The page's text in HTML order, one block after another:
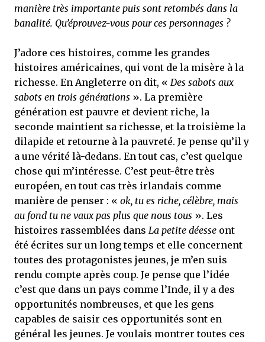
manière très importante puis sont retombés dans la
banalité. Qu’éprouvez-vous pour ces personnages ?
J’adore ces histoires, comme les grandes
histoires américaines, qui vont de la misère à la
richesse. En Angleterre on dit, « Des sabots aux
sabots en trois générations ». La première
génération est pauvre et devient riche, la
seconde maintient sa richesse, et la troisième la
dilapide et retourne à la pauvreté. Je pense qu’il y
a une vérité là-dedans. En tout cas, c’est quelque
chose qui m’intéresse. C’est peut-être très
européen, en tout cas très irlandais comme
manière de penser : « ok, tu es riche, célèbre, mais
au fond tu ne vaux pas plus que nous tous ». Les
histoires rassemblées dans La petite déesse ont
été écrites sur un long temps et elle concernent
toutes des protagonistes jeunes, je m’en suis
rendu compte après coup. Je pense que l’idée
c’est que dans un pays comme l’Inde, il y a des
opportunités nombreuses, et que les gens
capables de saisir ces opportunités sont en
général les jeunes. Je voulais montrer toutes ces